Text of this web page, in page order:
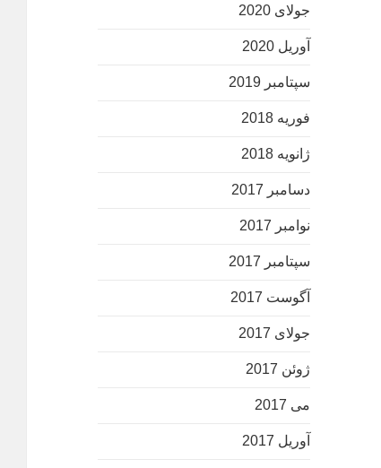
جولای 2020
آوریل 2020
سپتامبر 2019
فوریه 2018
ژانویه 2018
دسامبر 2017
نوامبر 2017
سپتامبر 2017
آگوست 2017
جولای 2017
ژوئن 2017
می 2017
آوریل 2017